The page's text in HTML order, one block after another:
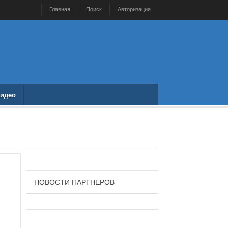
Главная Поиск Авторизация
НОВОСТИ ПАРТНЕРОВ